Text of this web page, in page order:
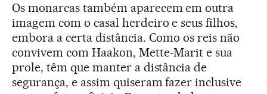
Os monarcas também aparecem em outra
imagem com o casal herdeiro e seus filhos,
embora a certa distância. Como os reis não
convivem com Haakon, Mette-Marit e sua
prole, têm que manter a distância de
segurança, e assim quiseram fazer inclusive